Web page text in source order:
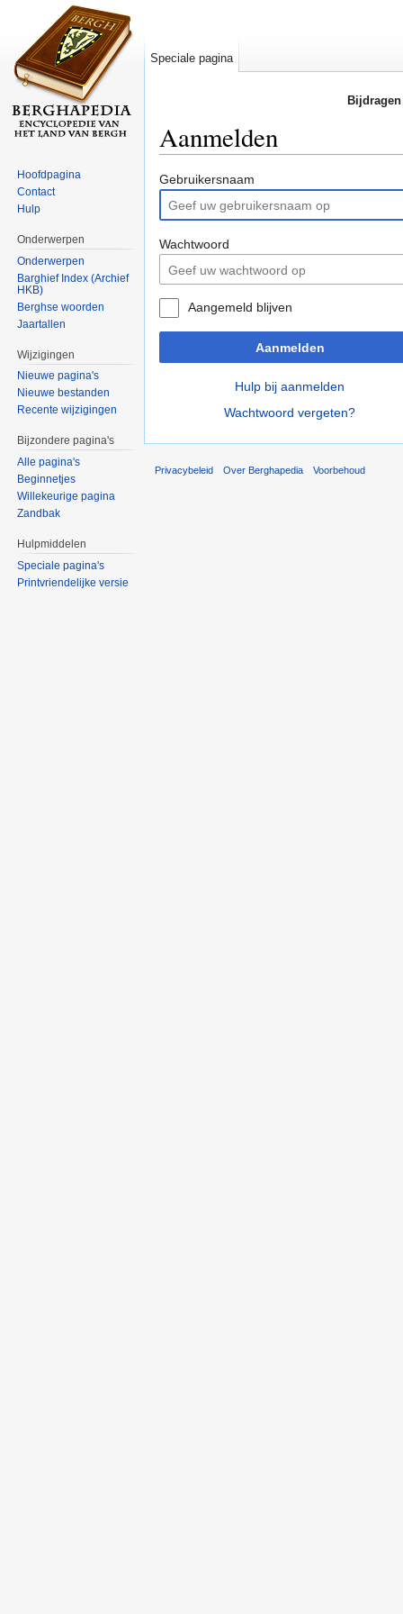
Aanmelden
Gebruikersnaam
Wachtwoord
Aangemeld blijven
Aanmelden
Hulp bij aanmelden
Wachtwoord vergeten?
Speciale pagina
Hoofdpagina
Contact
Hulp
Onderwerpen
Onderwerpen
Barghief Index (Archief
HKB)
Berghse woorden
Jaartallen
Wijzigingen
Nieuwe pagina's
Nieuwe bestanden
Recente wijzigingen
Bijzondere pagina's
Alle pagina's
Beginnetjes
Willekeurige pagina
Zandbak
Hulpmiddelen
Speciale pagina's
Printvriendelijke versie
Privacybeleid Over Berghapedia Voorbehoud